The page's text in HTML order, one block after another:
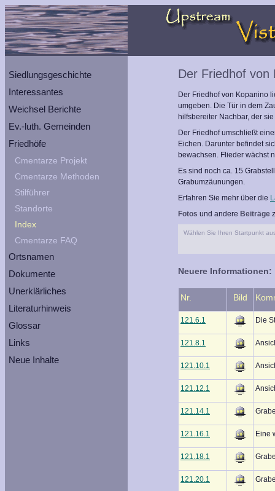
Siedlungsgeschichte
Interessantes
Weichsel Berichte
Ev.-luth. Gemeinden
Friedhöfe
Cmentarze Projekt
Cmentarze Methoden
Stilführer
Standorte
Index
Cmentarze FAQ
Ortsnamen
Dokumente
Unerklärliches
Literaturhinweis
Glossar
Links
Neue Inhalte
Der Friedhof von
Der Friedhof von Kopanino
umgeben. Die Tür in dem
hilfsbereiter Nachbar, der
Der Friedhof umschließt
Eichen. Darunter befindet
bewachsen. Flieder wächst
Es sind noch ca. 15
Grabumzäunungen.
Erfahren Sie mehr über die
Fotos und andere Beiträge
Wählen Sie Ihren Startpunkt
Neuere Informationen:
Nr. Bild
121.6.1 Die
121.8.1
121.10.1
121.12.1
121.14.1
121.16.1 Eine
121.18.1
121.20.1